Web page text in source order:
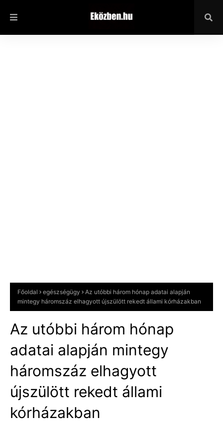
Főoldal egészségügy
Az utóbbi három hónap adatai alapján
mintegy háromszáz elhagyott újszülött rekedt állami kórházakban
Az utóbbi három hónap
adatai alapján mintegy
háromszáz elhagyott
újszülött rekedt állami
kórházakban